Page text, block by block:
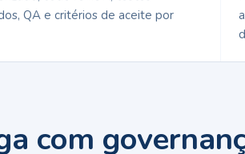
QA e critérios de aceite por
com